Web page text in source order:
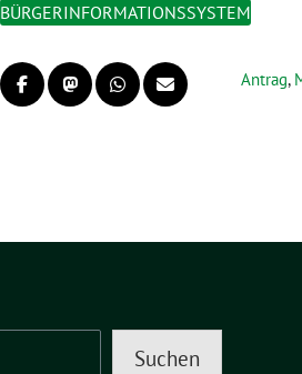
BÜRGERINFORMATIONSSYSTEM
Antrag,
Suchen